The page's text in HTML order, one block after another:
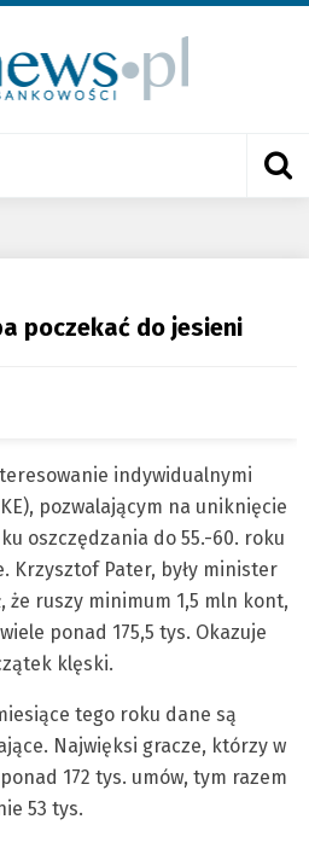
poczekać do jesieni
indywidualnymi
pozwalającym na uniknięcie
oszczędzania do 55.-60. roku
Krzysztof Pater, były minister
że ruszy minimum 1,5 mln kont,
ponad 175,5 tys. Okazuje
klęski.
tego roku dane są
Najwięksi gracze, którzy w
172 tys. umów, tym razem
53 tys.